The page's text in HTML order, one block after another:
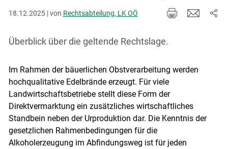
18.12.2025 | von Rechtsabteilung, LK OÖ
Überblick über die geltende Rechtslage.
Im Rahmen der bäuerlichen Obstverarbeitung werden
hochqualitative Edelbrände erzeugt. Für viele
Landwirtschaftsbetriebe stellt diese Form der
Direktvermarktung ein zusätzliches wirtschaftliches
Standbein neben der Urproduktion dar. Die Kenntnis der
gesetzlichen Rahmenbedingungen für die
Alkoholerzeugung im Abfindungsweg ist für jeden